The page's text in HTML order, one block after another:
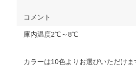
コメント
庫内温度2℃～8℃
カラーは10色よりお選びいただけま